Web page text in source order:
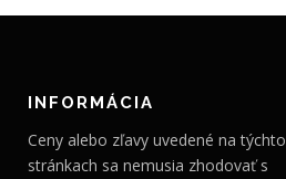
INFORMÁCIA
Ceny alebo zľavy uvedené na týchto
stránkach sa nemusia zhodovať s